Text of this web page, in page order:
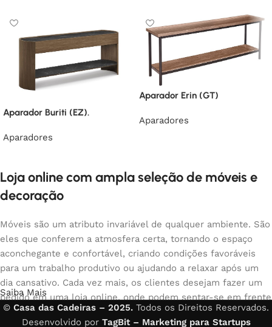
Aparador Buriti (EZ).
Aparadores
Aparador Erin (GT)
Aparadores
Loja online com ampla seleção de móveis e
decoração
Móveis são um atributo invariável de qualquer ambiente. São
eles que conferem a atmosfera certa, tornando o espaço
aconchegante e confortável, criando condições favoráveis
para um trabalho produtivo ou ajudando a relaxar após um
dia cansativo. Cada vez mais, os clientes desejam fazer um
pedido em uma loja online, onde podem sentar-se em frente
ao computador no seu tempo livre, organizar os móveis da
Saiba Mais
© Casa das Cadeiras – 2025. Todos os Direitos Reservados.
Desenvolvido por TagBit – Marketing para Startups